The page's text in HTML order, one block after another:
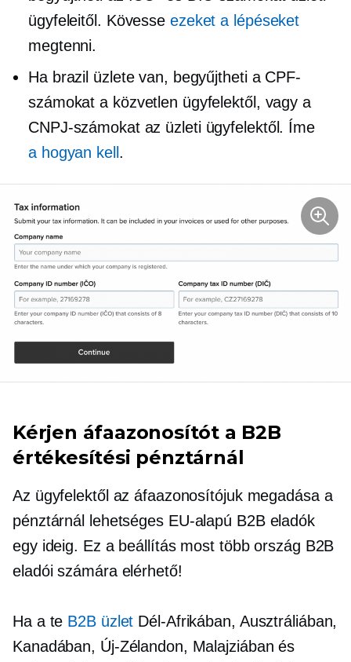
ügyfeleitől. Kövesse ezeket a lépéseket
megtenni.
Ha brazil üzlete van, begyűjtheti a CPF-
számokat a közvetlen ügyfelektől, vagy a
CNPJ-számokat az üzleti ügyfelektől. Íme
a hogyan kell .
Kérjen áfaazonosítót a B2B
értékesítési pénztárnál
Az ügyfelektől az áfaazonosítójuk megadása a
pénztárnál lehetséges EU-alapú B2B eladók
egy ideig. Ez a beállítás most több ország B2B
eladói számára elérhető!
Ha a te B2B üzlet Dél-Afrikában, Ausztráliában,
Kanadában, Új-Zélandon, Malajziában és